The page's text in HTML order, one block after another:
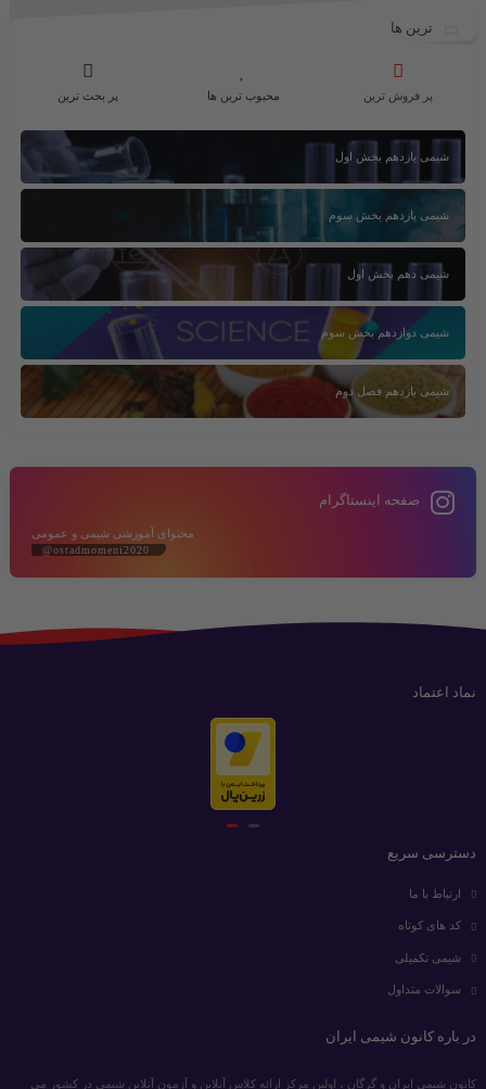
ترین ها
پر فروش ترین محبوب ترین ها پر بحث ترین
شیمی یازدهم بخش اول
شیمی یازدهم بخش سوم
شیمی دهم بخش اول
شیمی دوازدهم بخش سوم
شیمی یازدهم فصل دوم
صفحه اینستاگرام
محتوای آموزشی شیمی و عمومی
@ostadmomeni2020
نماد اعتماد
دسترسی سریع
ارتباط با ما
کد های کوتاه
شیمی تکمیلی
سوالات متداول
در باره کانون شیمی ایران
کانون شیمی ایران و گرگان ، اولین مرکز ارائه کلاس آنلاین و آزمون آنلاین شیمی در کشور می